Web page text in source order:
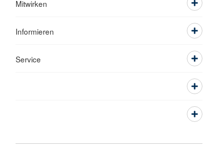
Mitwirken
Informieren
Service